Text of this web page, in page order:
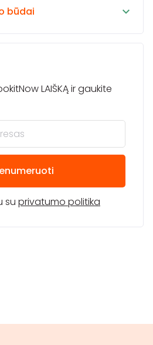
būdai
LAIŠKĄ ir gaukite
su privatumo politika